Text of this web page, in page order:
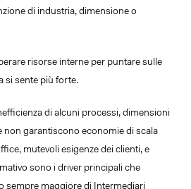
di industria, dimensione o
risorse interne per puntare sulle
si sente più forte.
di alcuni processi, dimensioni
non garantiscono economie di scala
mutevoli esigenze dei clienti, e
sono i driver principali che